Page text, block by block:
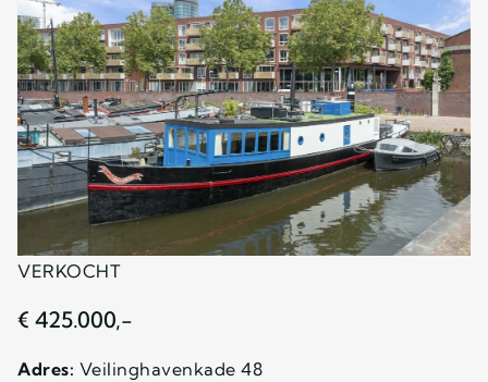
VERKOCHT
€ 425.000,-
Adres: Veilinghavenkade 48